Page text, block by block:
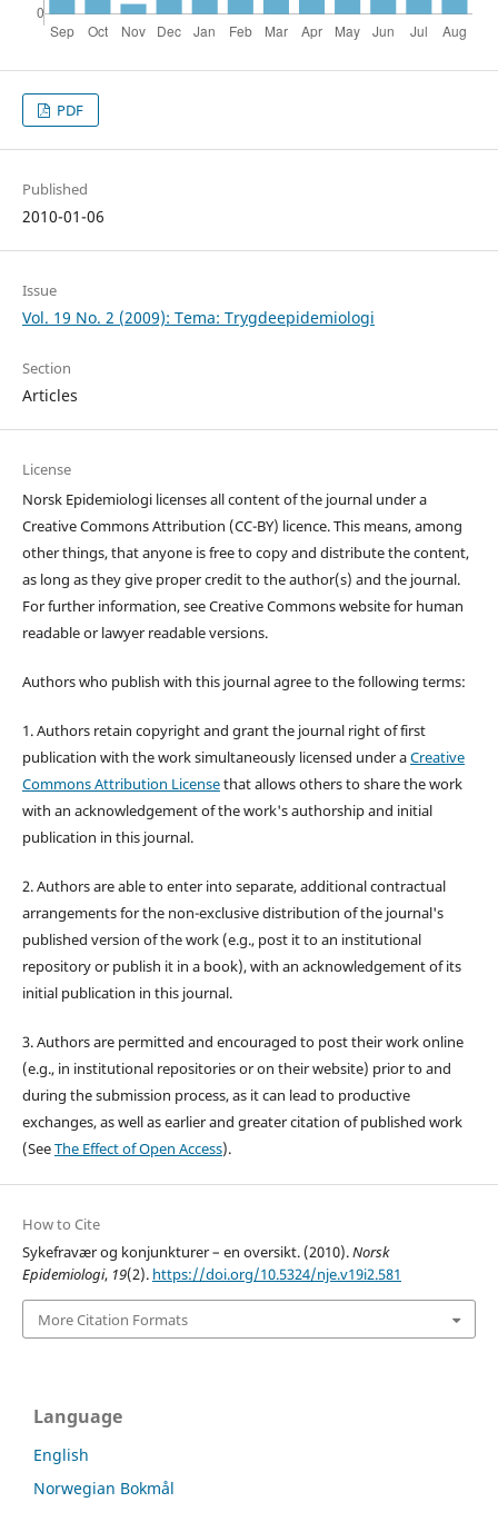
PDF
Published
2010-01-06
Issue
Vol. 19 No. 2 (2009): Tema: Trygdeepidemiologi
Section
Articles
License
Norsk Epidemiologi licenses all content of the journal under a
Creative Commons Attribution (CC-BY) licence. This means, among
other things, that anyone is free to copy and distribute the content,
as long as they give proper credit to the author(s) and the journal.
For further information, see Creative Commons website for human
readable or lawyer readable versions.
Authors who publish with this journal agree to the following terms:
1. Authors retain copyright and grant the journal right of first
publication with the work simultaneously licensed under aCreative
Commons Attribution Licensethat allows others to share the work
with an acknowledgement of the work's authorship and initial
publication in this journal.
2. Authors are able to enter into separate, additional contractual
arrangements for the non-exclusive distribution of the journal's
published version of the work (e.g., post it to an institutional
repository or publish it in a book), with an acknowledgement of its
initial publication in this journal.
3. Authors are permitted and encouraged to post their work online
(e.g., in institutional repositories or on their website) prior to and
during the submission process, as it can lead to productive
exchanges, as well as earlier and greater citation of published work
(SeeThe Effect of Open Access).
How to Cite
Sykefravær og konjunkturer – en oversikt. (2010).Norsk
Epidemiologi, 19(2). https://doi.org/10.5324/nje.v19i2.581
More Citation Formats
Language
English
Norwegian Bokmål